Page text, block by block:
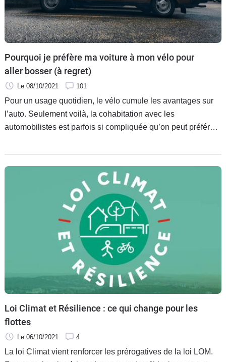
Pourquoi je préfère ma voiture à mon vélo pour
aller bosser (à regret)
Le 08/10/2021 101
Pour un usage quotidien, le vélo cumule les avantages sur
l’auto. Seulement voilà, la cohabitation avec les
automobilistes est parfois si compliquée qu’on peut préférer
situation bien regrettable, et pour laquelle les torts sont
partagés.
Loi Climat et Résilience : ce qui change pour les
flottes
Le 06/10/2021 4
La loi Climat vient renforcer les prérogatives de la loi LOM.